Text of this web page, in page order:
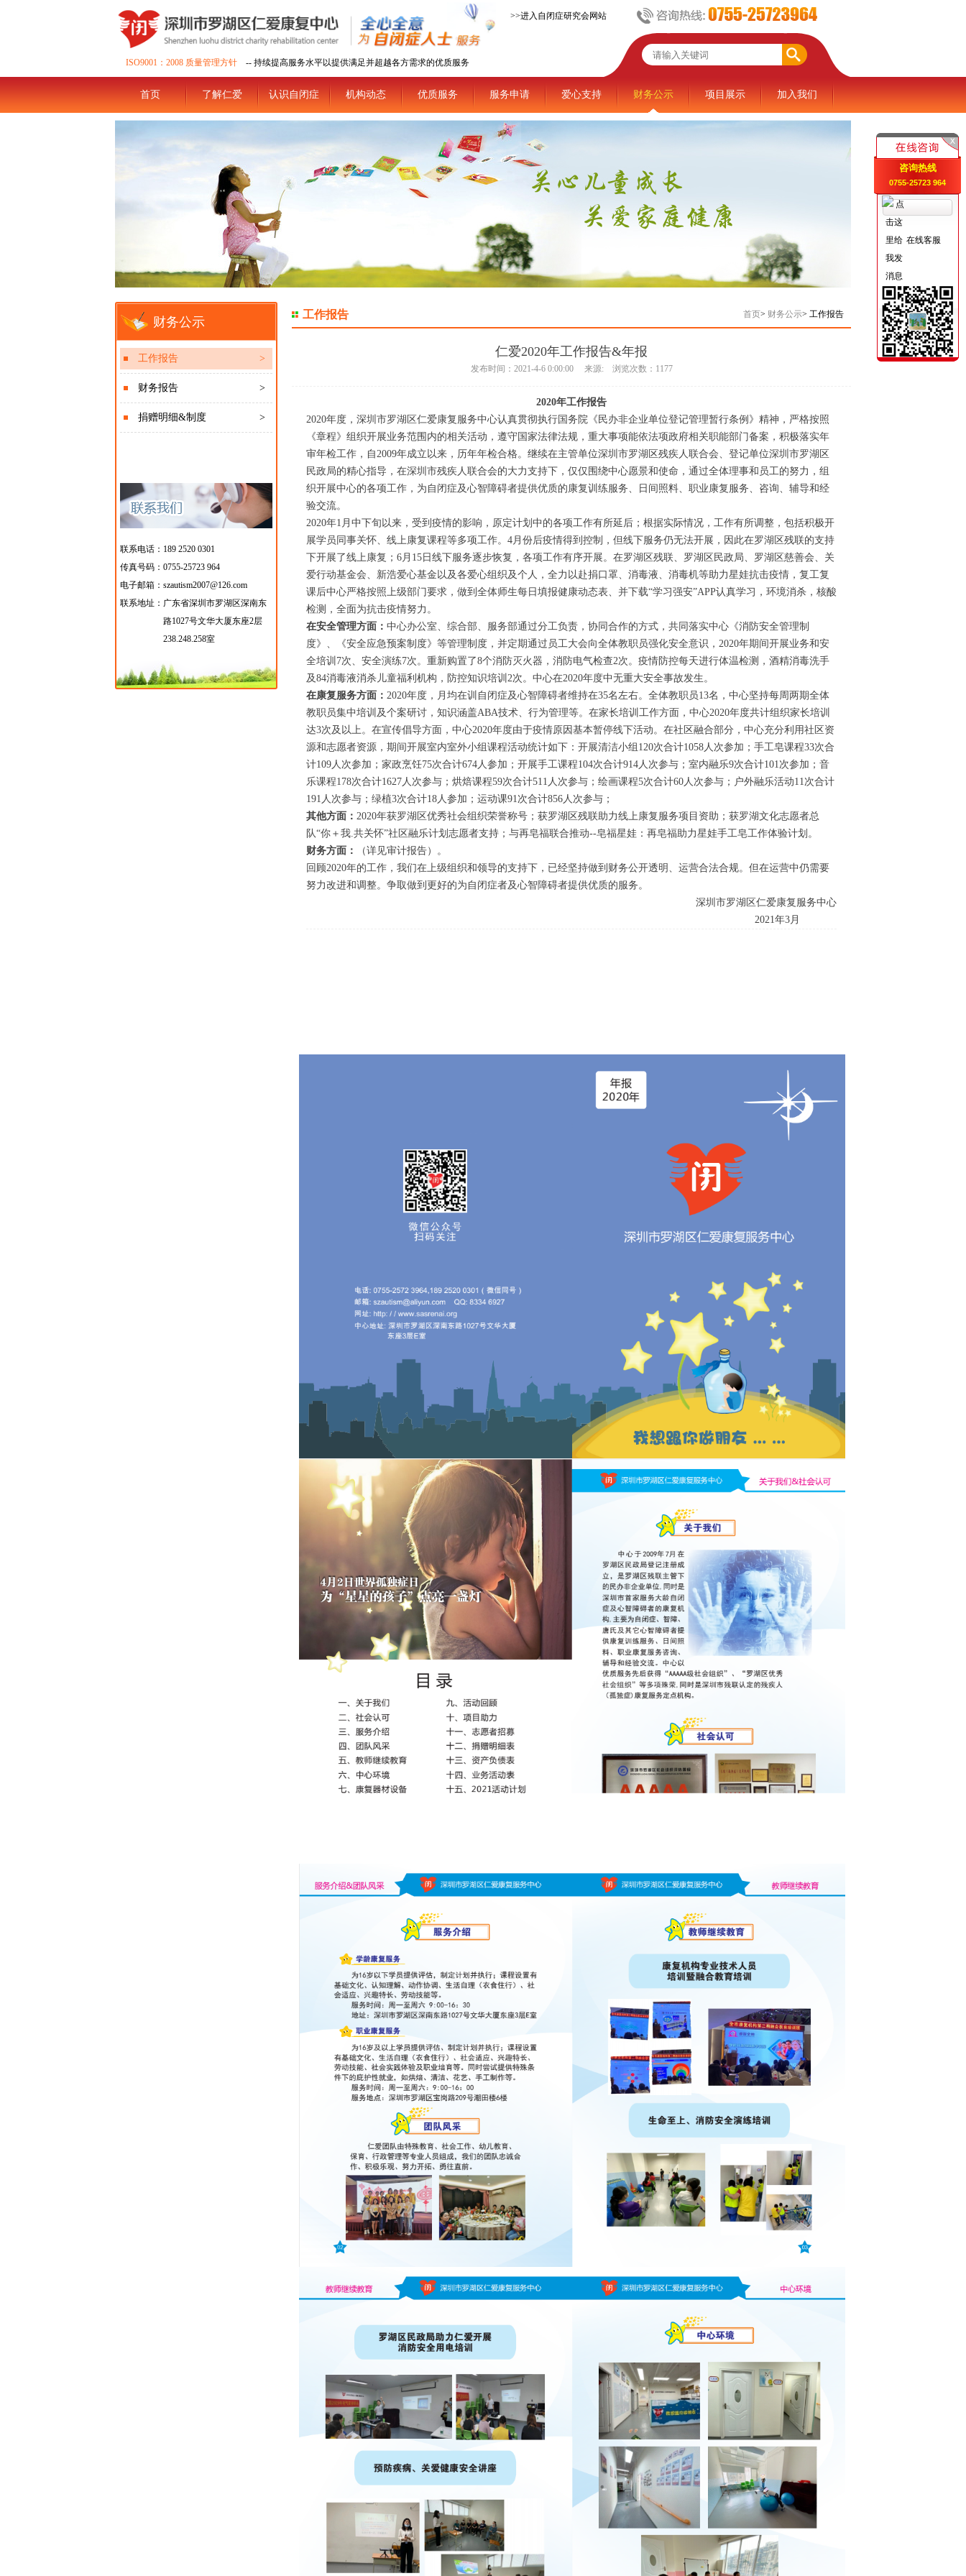
>>进入自闭症研究会网站
ISO9001：2008 质量管理方针 -- 持续提高服务水平以提供满足并超越各方需求的优质服务
首页 了解仁爱 认识自闭症 机构动态 优质服务 服务申请 爱心支持 财务公示 项目展示 加入我们
财务公示
工作报告 >
财务报告 >
捐赠明细&制度 >
联系电话：189 2520 0301
传真号码：0755-25723 964
电子邮箱：szautism2007@126.com
联系地址： 广东省深圳市罗湖区深南东
路1027号文华大厦东座2层
238.248.258室
工作报告 首页> 财务公示> 工作报告
仁爱2020年工作报告&年报
发布时间：2021-4-6 0:00:00 来源: 浏览次数：1177
2020年工作报告
2020年度，深圳市罗湖区仁爱康复服务中心认真贯彻执行国务院《民办非企业单位登记管理暂行条例》精神，严格按照
《章程》组织开展业务范围内的相关活动，遵守国家法律法规，重大事项能依法项政府相关职能部门备案，积极落实年
审年检工作，自2009年成立以来，历年年检合格。继续在主管单位深圳市罗湖区残疾人联合会、登记单位深圳市罗湖区
民政局的精心指导，在深圳市残疾人联合会的大力支持下，仅仅围绕中心愿景和使命，通过全体理事和员工的努力，组
织开展中心的各项工作，为自闭症及心智障碍者提供优质的康复训练服务、日间照料、职业康复服务、咨询、辅导和经
验交流。
2020年1月中下旬以来，受到疫情的影响，原定计划中的各项工作有所延后；根据实际情况，工作有所调整，包括积极开
展学员同事关怀、线上康复课程等多项工作。4月份后疫情得到控制，但线下服务仍无法开展，因此在罗湖区残联的支持
下开展了线上康复；6月15日线下服务逐步恢复，各项工作有序开展。在罗湖区残联、罗湖区民政局、罗湖区慈善会、关
爱行动基金会、新浩爱心基金以及各爱心组织及个人，全力以赴捐口罩、消毒液、消毒机等助力星娃抗击疫情，复工复
课后中心严格按照上级部门要求，做到全体师生每日填报健康动态表、并下载“学习强安”APP认真学习，环境消杀，核酸
检测，全面为抗击疫情努力。
在安全管理方面： 中心办公室、综合部、服务部通过分工负责，协同合作的方式，共同落实中心《消防安全管理制
度》、《安全应急预案制度》等管理制度，并定期通过员工大会向全体教职员强化安全意识，2020年期间开展业务和安
全培训7次、安全演练7次。重新购置了8个消防灭火器，消防电气检查2次。疫情防控每天进行体温检测，酒精消毒洗手
及84消毒液消杀儿童福利机构，防控知识培训2次。中心在2020年度中无重大安全事故发生。
在康复服务方面： 2020年度，月均在训自闭症及心智障碍者维持在35名左右。全体教职员13名，中心坚持每周两期全体
教职员集中培训及个案研讨，知识涵盖ABA技术、行为管理等。在家长培训工作方面，中心2020年度共计组织家长培训
达3次及以上。在宣传倡导方面，中心2020年度由于疫情原因基本暂停线下活动。在社区融合部分，中心充分利用社区资
源和志愿者资源，期间开展室内室外小组课程活动统计如下：开展清洁小组120次合计1058人次参加；手工皂课程33次合
计109人次参加；家政烹饪75次合计674人参加；开展手工课程104次合计914人次参与；室内融乐9次合计101次参加；音
乐课程178次合计1627人次参与；烘焙课程59次合计511人次参与；绘画课程5次合计60人次参与；户外融乐活动11次合计
191人次参与；绿植3次合计18人参加；运动课91次合计856人次参与；
其他方面： 2020年获罗湖区优秀社会组织荣誉称号；获罗湖区残联助力线上康复服务项目资助；获罗湖文化志愿者总
队“你＋我.共关怀”社区融乐计划志愿者支持；与再皂福联合推动--皂福星娃：再皂福助力星娃手工皂工作体验计划。
财务方面：
（详见审计报告）。
回顾2020年的工作，我们在上级组织和领导的支持下，已经坚持做到财务公开透明、运营合法合规。但在运营中仍需要
努力改进和调整。争取做到更好的为自闭症者及心智障碍者提供优质的服务。
深圳市罗湖区仁爱康复服务中心
2021年3月
咨询热线
0755-25723 964
在线客服